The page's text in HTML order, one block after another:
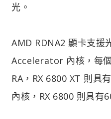
光。
AMD RDNA2 顯卡支援
Accelerator 內核，每
RA，RX 6800 XT 則具
內核，RX 6800 則具有